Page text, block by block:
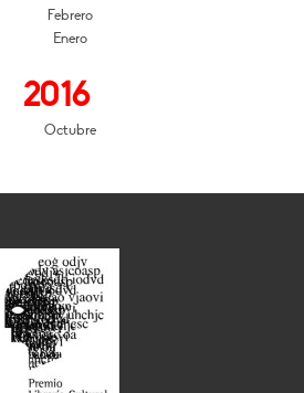
Febrero
Enero
2016
Octubre